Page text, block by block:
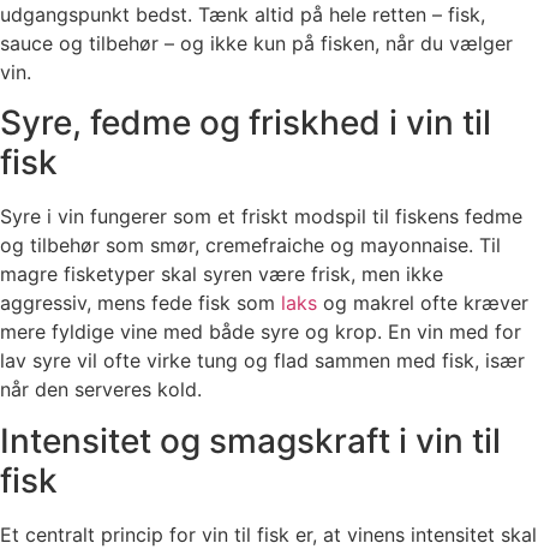
udgangspunkt bedst. Tænk altid på hele retten – fisk,
sauce og tilbehør – og ikke kun på fisken, når du vælger
vin.
Syre, fedme og friskhed i vin til
fisk
Syre i vin fungerer som et friskt modspil til fiskens fedme
og tilbehør som smør, cremefraiche og mayonnaise. Til
magre fisketyper skal syren være frisk, men ikke
aggressiv, mens fede fisk som laks og makrel ofte kræver
mere fyldige vine med både syre og krop. En vin med for
lav syre vil ofte virke tung og flad sammen med fisk, især
når den serveres kold.
Intensitet og smagskraft i vin til
fisk
Et centralt princip for vin til fisk er, at vinens intensitet skal